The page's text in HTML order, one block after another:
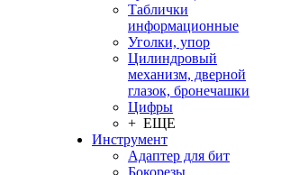
Таблички
информационные
Уголки, упор
Цилиндровый
механизм, дверной
глазок, бронечашки
Цифры
+ ЕЩЕ
Инструмент
Адаптер для бит
Бокорезы,